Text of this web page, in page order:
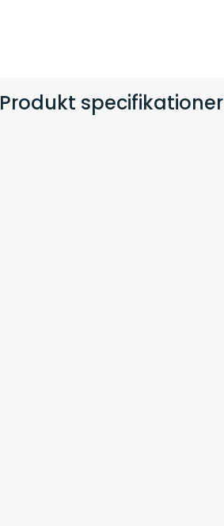
Produkt specifikationer